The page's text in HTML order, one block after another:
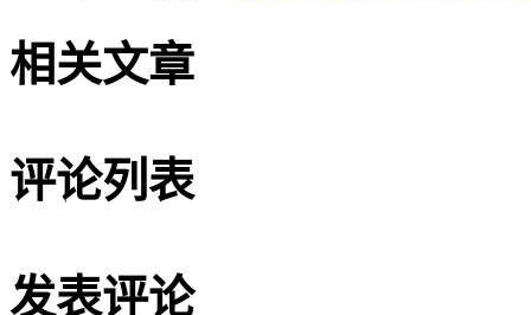
相关文章
评论列表
发表评论